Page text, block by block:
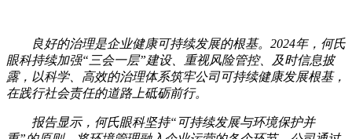
良好的治理是企业健康可持续发展的根基。2024年，何氏
眼科持续加强“三会一层”建设、重视风险管控、及时信息披
露，以科学、高效的治理体系筑牢公司可持续健康发展根基，
在践行社会责任的道路上砥砺前行。
报告显示，何氏眼科坚持“可持续发展与环境保护并